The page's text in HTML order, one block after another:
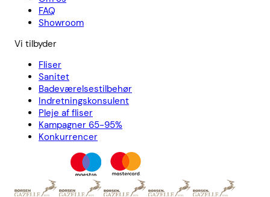
FAQ
Showroom
Vi tilbyder
Fliser
Sanitet
Badeværelsestilbehør
Indretningskonsulent
Pleje af fliser
Kampagner 65-95%
Konkurrencer